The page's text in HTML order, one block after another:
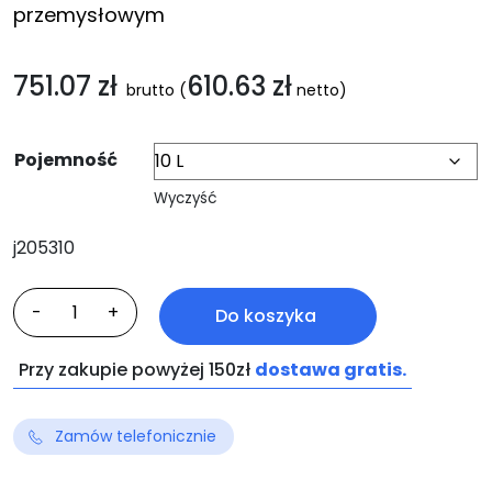
przemysłowym
751.07 zł brutto (610.63 zł netto)
Pojemność
Wyczyść
j205310
-
ilość
Thermodur-
schwarz
+ Do koszyka
Przy zakupie powyżej 150zł dostawa gratis.
Zamów telefonicznie